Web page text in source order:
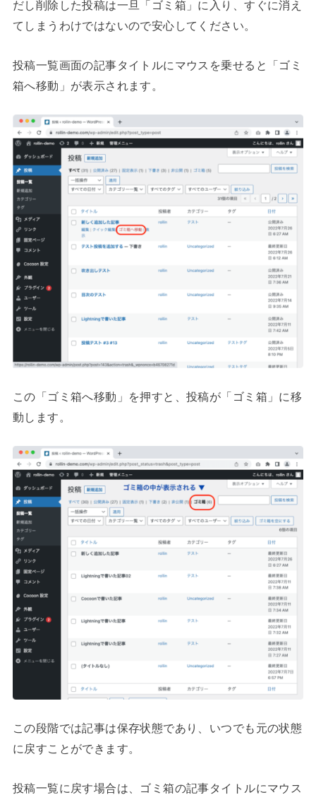
だし削除した投稿は一旦「ゴミ箱」に入り、すぐに消え
てしまうわけではないので安心してください。
投稿一覧画面の記事タイトルにマウスを乗せると「ゴミ
箱へ移動」が表示されます。
この「ゴミ箱へ移動」を押すと、投稿が「ゴミ箱」に移
動します。
この段階では記事は保存状態であり、いつでも元の状態
に戻すことができます。
投稿一覧に戻す場合は、ゴミ箱の記事タイトルにマウス